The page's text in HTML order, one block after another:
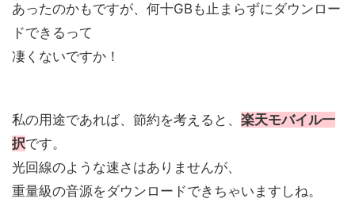
あったのかもですが、何十GBも止まらずにダウンロー
ドできるって
凄くないですか！
私の用途であれば、節約を考えると、 楽天モバイル一
択です。
光回線のような速さはありませんが、
重量級の音源をダウンロードできちゃいますしね。